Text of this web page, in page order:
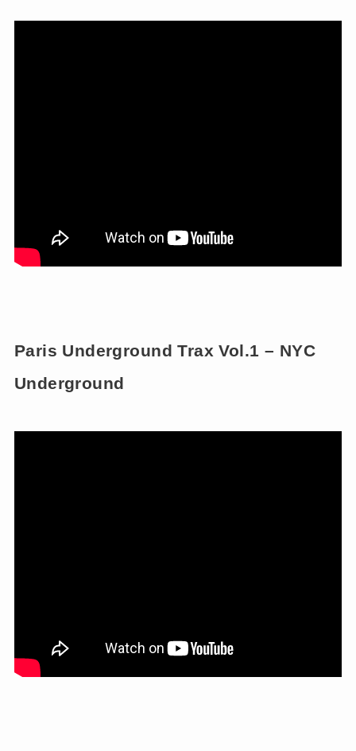
Paris Underground Trax Vol.1 – NYC
Underground